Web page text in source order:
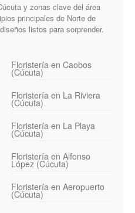
y zonas clave del área
principales de Norte de
listos para sorprender.
Floristería en Caobos
(Cúcuta)
Floristería en La Riviera
(Cúcuta)
Floristería en La Playa
(Cúcuta)
Floristería en Alfonso
López (Cúcuta)
Floristería en Aeropuerto
(Cúcuta)